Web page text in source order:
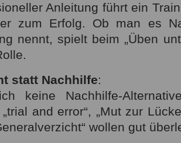
Anleitung führt ein
zum Erfolg. Ob man es
nennt, spielt beim „Üben
statt Nachhilfe:
keine Nachhilfe-
„trial and error“, „Mut zur
wollen gut